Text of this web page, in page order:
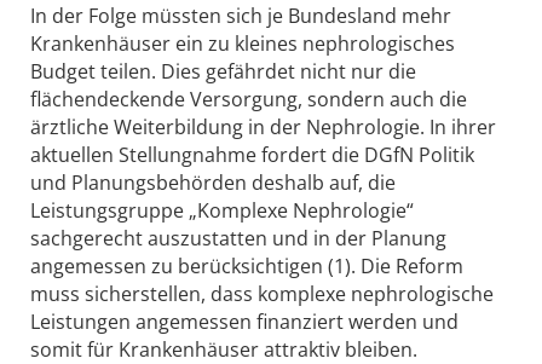
In der Folge müssten sich je Bundesland mehr
Krankenhäuser ein zu kleines nephrologisches
Budget teilen. Dies gefährdet nicht nur die
flächendeckende Versorgung, sondern auch die
ärztliche Weiterbildung in der Nephrologie. In ihrer
aktuellen Stellungnahme fordert die DGfN Politik
und Planungsbehörden deshalb auf, die
Leistungsgruppe „Komplexe Nephrologie“
sachgerecht auszustatten und in der Planung
angemessen zu berücksichtigen (1). Die Reform
muss sicherstellen, dass komplexe nephrologische
Leistungen angemessen finanziert werden und
somit für Krankenhäuser attraktiv bleiben.